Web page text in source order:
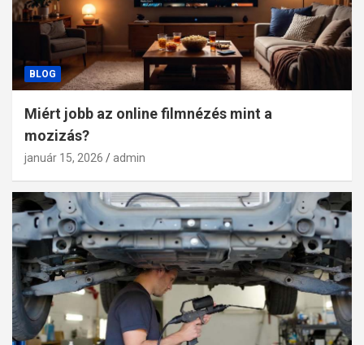
BLOG
Miért jobb az online filmnézés mint a
mozizás?
január 15, 2026 admin